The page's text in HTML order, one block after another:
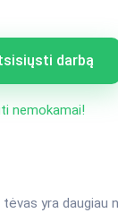
darbą
nemokamai!
yra daugiau